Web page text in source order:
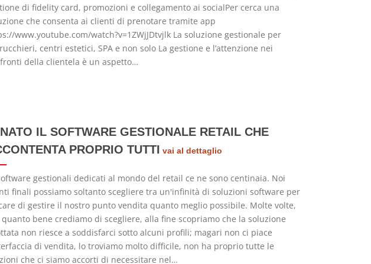
di fidelity card, promozioni e collegamento ai socialPer cerca una
che consenta ai clienti di prenotare tramite app
www.youtube.com/watch?v=1ZWjJDtvjlk La soluzione gestionale per
centri estetici, SPA e non solo La gestione e l’attenzione nei
della clientela è un aspetto…
NATO IL SOFTWARE GESTIONALE RETAIL CHE
PROPRIO TUTTI vai al dettaglio
gestionali dedicati al mondo del retail ce ne sono centinaia. Noi
finali possiamo soltanto scegliere tra un'infinità di soluzioni software per
di gestire il nostro punto vendita quanto meglio possibile. Molte volte,
bene crediamo di scegliere, alla fine scopriamo che la soluzione
non riesce a soddisfarci sotto alcuni profili; magari non ci piace
di vendita, lo troviamo molto difficile, non ha proprio tutte le
che ci siamo accorti di necessitare nel…